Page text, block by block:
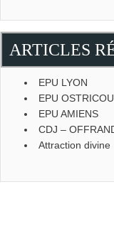
ARTICLES
EPU LYON
EPU
EPU AMIENS
CDJ –
Attraction divine